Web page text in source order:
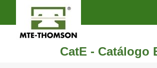
CatE - Catálogo